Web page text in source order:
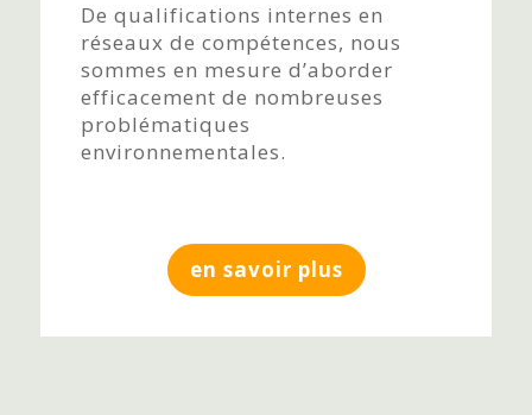
De qualifications internes en
réseaux de compétences, nous
sommes en mesure d’aborder
efficacement de nombreuses
problématiques
environnementales.
en savoir plus